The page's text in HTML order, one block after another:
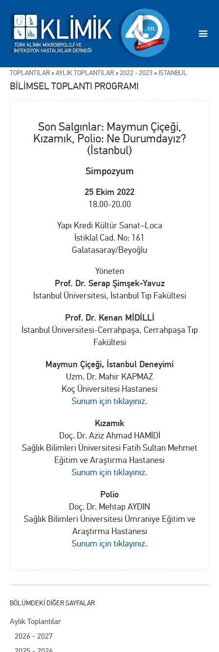
Aylık Toplantılar
2026 - 2027
TOPLANTILAR »AYLIK TOPLANTILAR »2022 - 2023 » İSTANBUL
BİLİMSEL TOPLANTI PROGRAMI
Son Salgınlar: Maymun Çiçeği,
Kızamık, Polio: Ne Durumdayız?
(İstanbul)
Simpozyum
25 Ekim 2022
18.00-20.00
Yapı Kredi Kültür Sanat–Loca
İstiklal Cad. No: 161
Galatasaray/Beyoğlu
Yöneten
Prof. Dr. Serap Şimşek-Yavuz
İstanbul Üniversitesi, İstanbul Tıp Fakültesi
Prof. Dr. Kenan MİDİLLİ
İstanbul Üniversitesi-Cerrahpaşa, Cerrahpaşa Tıp
Fakültesi
Maymun Çiçeği, İstanbul Deneyimi
Uzm. Dr. Mahir KAPMAZ
Koç Üniversitesi Hastanesi
Sunum için tıklayınız.
Kızamık
Doç. Dr. Aziz Ahmad HAMİDİ
Sağlık Bilimleri Üniversitesi Fatih Sultan Mehmet
Eğitim ve Araştırma Hastanesi
Sunum için tıklayınız.
Polio
Doç. Dr. Mehtap AYDIN
Sağlık Bilimleri Üniversitesi Ümraniye Eğitim ve
Araştırma Hastanesi
Sunum için tıklayınız.